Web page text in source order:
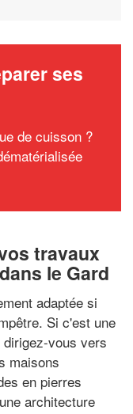
ses
de cuisson ?
travaux
le Gard
adaptée si
Si c'est une
vous vers
maisons
en pierres
architecture